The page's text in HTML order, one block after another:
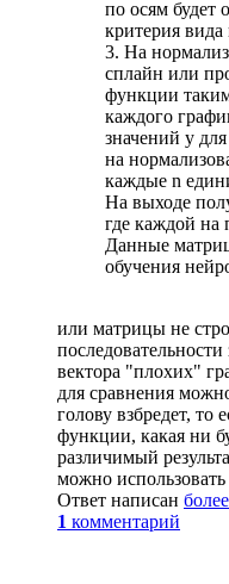
по осям будет
критерия
3. На
сплайн или
функции
каждого
значений y
на
каждые n
На выходе
где каждой на
Данные
обучения
или матрицы не
вектора "плохих"
для сравнения
голову взбредет, то
функции, какая ни
различимый
можно
Ответ написан
1 комментарий